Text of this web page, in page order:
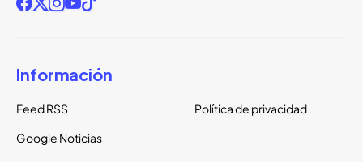
Información
Feed RSS
Política de privacidad
Google Noticias